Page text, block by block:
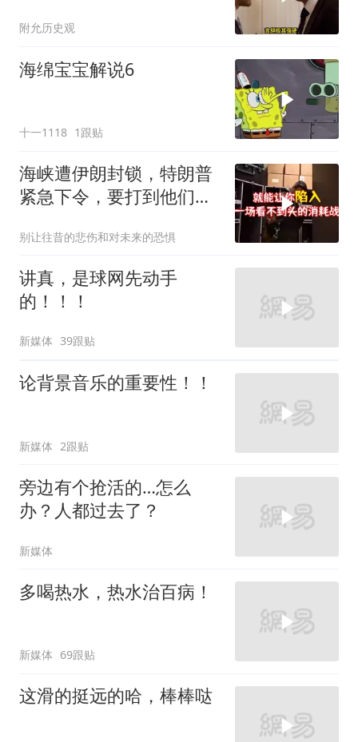
附允历史观
海绵宝宝解说6
十一1118 1跟贴
海峡遭伊朗封锁，特朗普
紧急下令，要打到他们承
别让往昔的悲伤和对未来的恐惧
讲真，是球网先动手
的！！！
新媒体 39跟贴
论背景音乐的重要性！！
新媒体 2跟贴
旁边有个抢活的…怎么
办？人都过去了？
新媒体
多喝热水，热水治百病！
新媒体 69跟贴
这滑的挺远的哈，棒棒哒